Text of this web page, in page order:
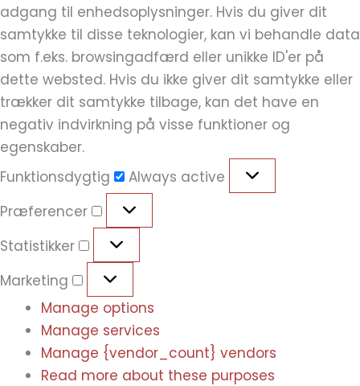
adgang til enhedsoplysninger. Hvis du giver dit
samtykke til disse teknologier, kan vi behandle data
som f.eks. browsingadfærd eller unikke ID'er på
dette websted. Hvis du ikke giver dit samtykke eller
trækker dit samtykke tilbage, kan det have en
negativ indvirkning på visse funktioner og
egenskaber.
Funktionsdygtig
Always active
Præferencer
Statistikker
Marketing
Manage options
Manage services
Manage {vendor_count} vendors
Read more about these purposes